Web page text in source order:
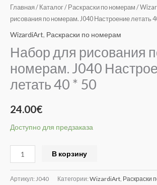
Главная / Каталог/ Раскраски по номерам /
рисования по номерам. J040 Настроение летать
WizardiArt, Раскраски по номерам
Набор для рисования
номерам. J040
летать 40 * 50
24.00€
Доступно для предзаказа
В корзину
Артикул: J040 Категории: WizardiArt Раскраски